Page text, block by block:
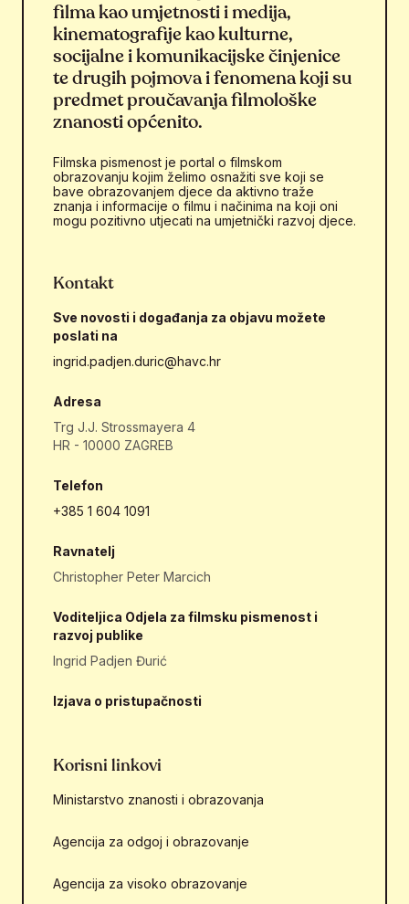
filma kao umjetnosti i medija,
kinematografije kao kulturne,
socijalne i komunikacijske činjenice
te drugih pojmova i fenomena koji su
predmet proučavanja filmološke
znanosti općenito.
Filmska pismenost je portal o filmskom
obrazovanju kojim želimo osnažiti sve koji se
bave obrazovanjem djece da aktivno traže
znanja i informacije o filmu i načinima na koji oni
mogu pozitivno utjecati na umjetnički razvoj djece.
Kontakt
Sve novosti i događanja za objavu možete
poslati na
ingrid.padjen.duric@havc.hr
Adresa
Trg J.J. Strossmayera 4
HR - 10000 ZAGREB
Telefon
+385 1 604 1091
Ravnatelj
Christopher Peter Marcich
Voditeljica Odjela za filmsku pismenost i
razvoj publike
Ingrid Padjen Đurić
Izjava o pristupačnosti
Korisni linkovi
Ministarstvo znanosti i obrazovanja
Agencija za odgoj i obrazovanje
Agencija za visoko obrazovanje